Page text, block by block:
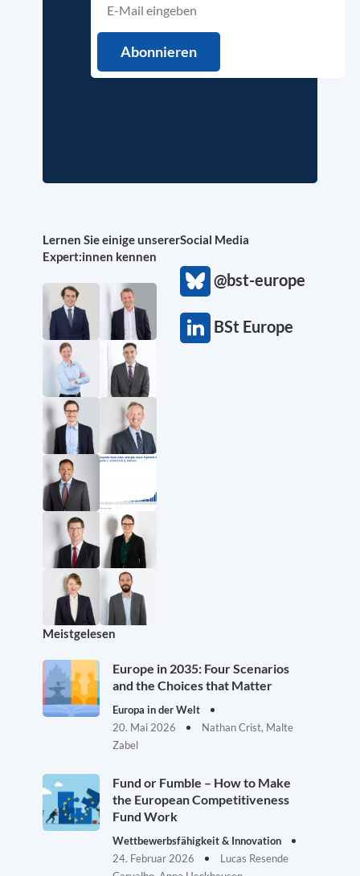
Lernen Sie einige unserer
Expert:innen kennen
Social Media
@bst-europe
BSt Europe
Meistgelesen
Europe in 2035: Four Scenarios
and the Choices that Matter
Europa in der Welt
20. Mai 2026
Nathan Crist, Malte
Zabel
Fund or Fumble – How to Make
the European Competitiveness
Fund Work
Wettbewerbsfähigkeit & Innovation
24. Februar 2026
Lucas Resende